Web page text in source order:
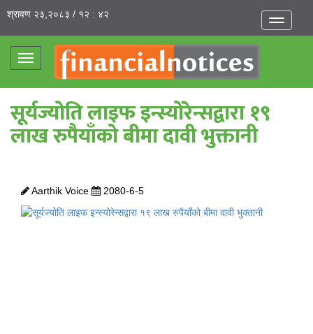
Toggle
श्रावण २३,२०८३ / १२ : ४२
Toggle
सूर्यज्योति लाइफ इन्स्योरेन्सद्वारा १९
लाख रुपैयाँको बीमा दावी भुक्तानी
Aarthik Voice 2080-6-5